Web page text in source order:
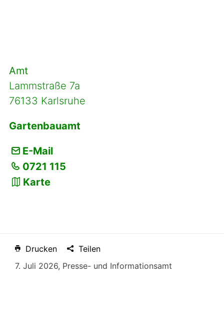
Amt
Lammstraße 7a
76133 Karlsruhe
Gartenbauamt
E-Mail
0721 115
Karte
Drucken
Teilen
7. Juli 2026, Presse- und Informationsamt